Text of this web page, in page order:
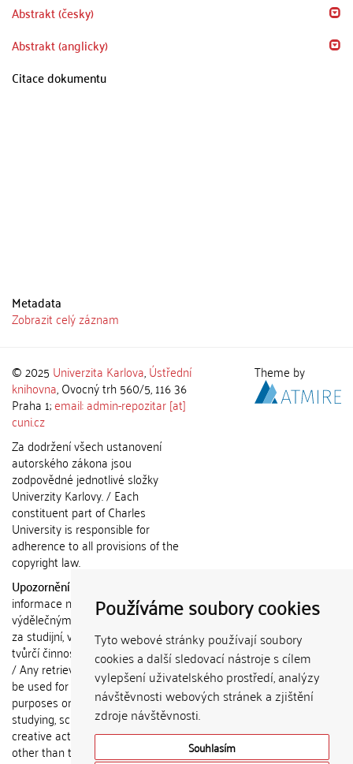
Používáme soubory cookies
Tyto webové stránky používají soubory
cookies a další sledovací nástroje s cílem
vylepšení uživatelského prostředí, analýzy
návštěvnosti webových stránek a zjištění
zdroje návštěvnosti.
Souhlasím
Abstrakt (česky)
Abstrakt (anglicky)
Citace dokumentu
Metadata
Zobrazit celý záznam
© 2025 Univerzita Karlova,Ústřední
knihovna, Ovocný trh 560/5, 116 36
Praha 1;email: admin-repozitar [at]
cuni.cz
Za dodržení všech ustanovení
autorského zákona jsou
zodpovědné jednotlivé složky
Univerzity Karlovy. / Each
constituent part of Charles
University is responsible for
adherence to all provisions of the
copyright law.
Upozornění / Notice:
informace nemohou být použity k
výdělečným účelům nebo vydávány
za studijní, vědeckou nebo jinou
tvůrčí činnost jiné osoby než autora.
/ Any retrieved information shall not
be used for any commercial
purposes or claimed as results of
studying, scientific or any other
creative activities of any person
other than the author.
Theme by